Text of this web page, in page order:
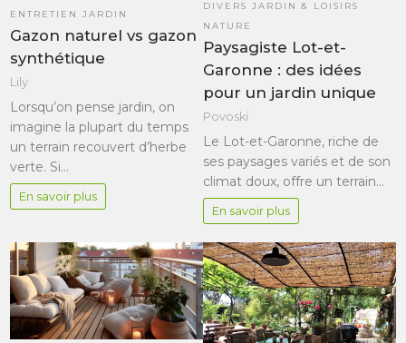
ENTRETIEN JARDIN
Gazon naturel vs gazon
synthétique
Lily
Lorsqu’on pense jardin, on
imagine la plupart du temps
un terrain recouvert d’herbe
verte. Si…
En savoir plus
DIVERS JARDIN & LOISIRS
NATURE
Paysagiste Lot-et-
Garonne : des idées
pour un jardin unique
Povoski
Le Lot-et-Garonne, riche de
ses paysages variés et de son
climat doux, offre un terrain…
En savoir plus